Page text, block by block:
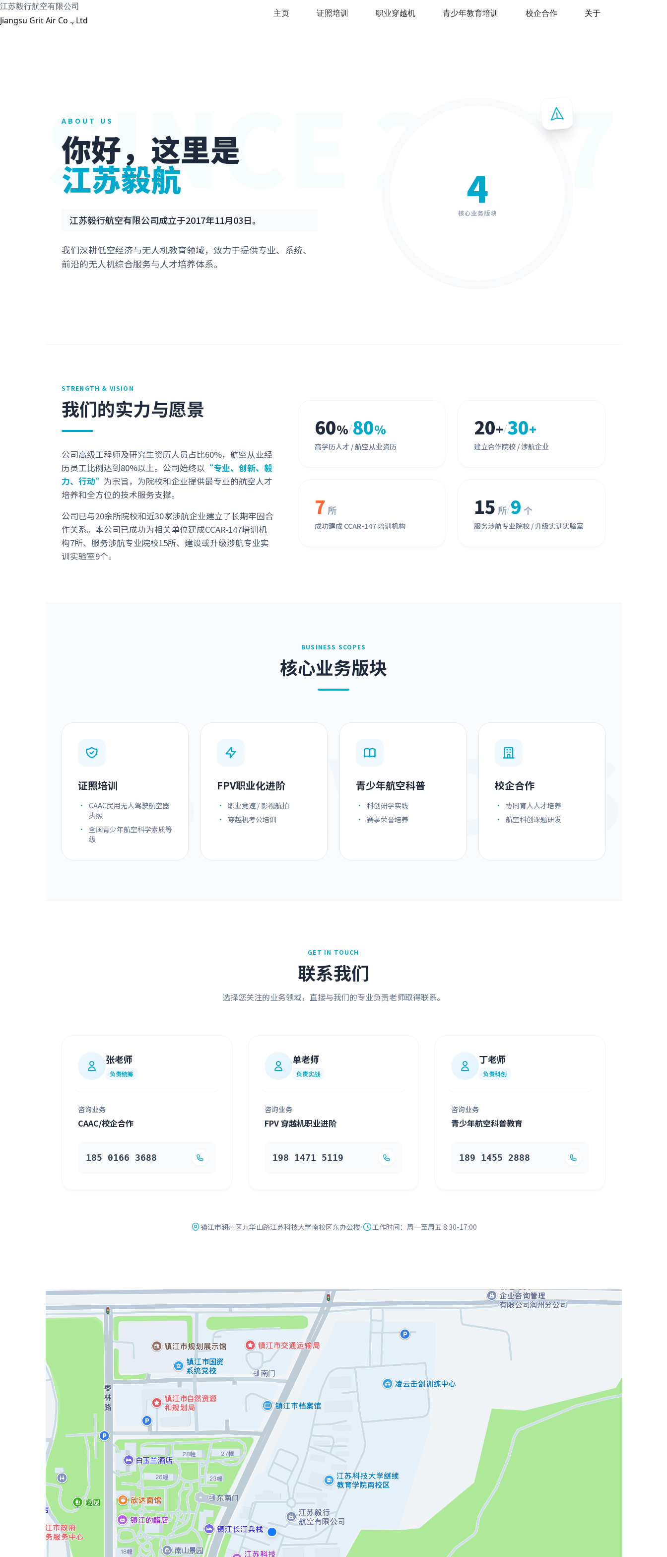
跳
至
江苏毅行航空有限公司
Jiangsu Grit Air Co ., Ltd
主页 证照培训 职业穿越机 青少年教育培训 校企合作 关于
SINCE 2017
ABOUT US
你好，这里是
江苏毅航
江苏毅行航空有限公司成立于2017年11月03日。
我们深耕低空经济与无人机教育领域，致力于提供专业、系统、
前沿的无人机综合服务与人才培养体系。
4
核心业务版块
STRENGTH & VISION
我们的实力与愿景
公司高级工程师及研究生资历人员占比60%，航空从业经
历员工比例达到80%以上。公司始终以 “专业、创新、毅
力、行动” 为宗旨，为院校和企业提供最专业的航空人才
培养和全方位的技术服务支撑。
公司已与20余所院校和近30家涉航企业建立了长期牢固合
作关系。本公司已成功为相关单位建成CCAR-147培训机
构7所、服务涉航专业院校15所、建设或升级涉航专业实
训实验室9个。
60%/80%
高学历人才 / 航空从业资历
20+/30+
建立合作院校 / 涉航企业
7 所
成功建成 CCAR-147 培训机构
15 所/9 个
服务涉航专业院校 / 升级实训实验室
SERVICES
BUSINESS SCOPES
核心业务版块
证照培训
•
CAAC民用无人驾驶航空器
执照
•
全国青少年航空科学素质等
级
FPV职业化进阶
•
职业竞速 / 影视航拍
•
穿越机考公培训
青少年航空科普
•
科创研学实践
•
赛事荣誉培养
校企合作
•
协同育人人才培养
•
航空科创课题研发
GET IN TOUCH
联系我们
选择您关注的业务领域，直接与我们的专业负责老师取得联系。
张老师
负责统筹
咨询业务
CAAC/校企合作
185 0166 3688
单老师
负责实战
咨询业务
FPV 穿越机职业进阶
198 1471 5119
丁老师
负责科创
咨询业务
青少年航空科普教育
189 1455 2888
镇江市润州区九华山路江苏科技大学南校区东办公楼 工作时间：周一至周五 8:30-17:00